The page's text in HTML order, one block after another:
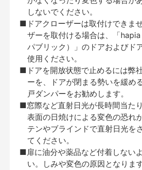
しないでください。
■ドアクローザーは取付けできま
ザーを取付ける場合は、「
パブリック）」のドアおよびド
使用ください。
■ドアを開放状態で止めるには弊
ーを、ドアが閉まる勢いを緩め
戸ダンパーをお勧めします。
■窓際など直射日光が長時間当た
表面の日焼けによる変色の恐れ
テンやブラインドで直射日光を
てください。
■扉に油分や薬品など付着しない
い。しみや変色の原因となります